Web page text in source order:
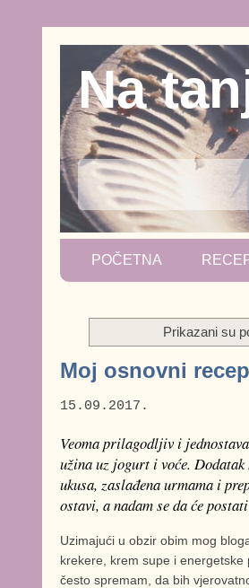
Na
POČETNA
Prikazani su
Moj osnovni
15.09.2017.
Veoma prilagodljiv i
užina uz jogurt i voće.
ukusa, zaslađena urmama i
ostavi, a nadam se da će
Uzimajući u obzir obim mog
krekere, krem supe i
često spremam, da bih